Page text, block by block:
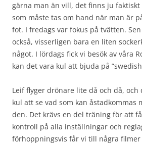
gärna man än vill, det finns ju faktiskt
som måste tas om hand när man är
fot. I fredags var fokus på tvätten.
också, visserligen bara en liten
något. I lördags fick vi besök av våra
kan det vara kul att bjuda på
Leif flyger drönare lite då och då, och
kul att se vad som kan åstadkommas
den. Det krävs en del träning för att få
kontroll på alla inställningar och
förhoppningsvis får vi till några filmer